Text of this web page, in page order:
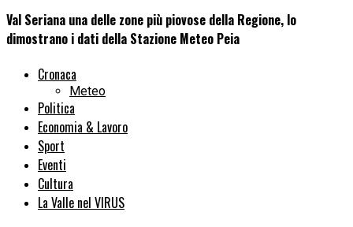
Val Seriana una delle zone più piovose della Regione, lo
dimostrano i dati della Stazione Meteo Peia
Cronaca
Meteo
Politica
Economia & Lavoro
Sport
Eventi
Cultura
La Valle nel VIRUS